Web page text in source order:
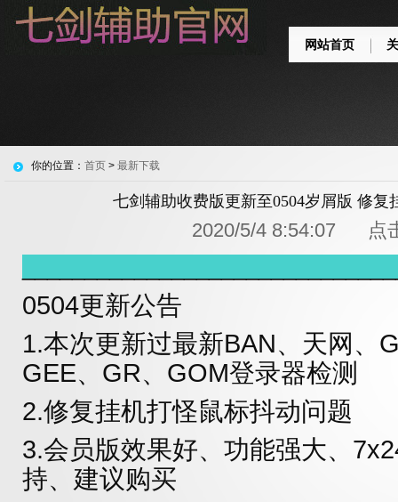
网站首页
你的位置： 首页 > 最新下载
七剑辅助收费版更新至0504岁屑版 修复
2020/5/4 8:54:07 点
0504更新公告
1.本次更新过最新BAN、天网、
GEE、 GR、GOM登录器检测
2.修复挂机打怪鼠标抖动问题
3.会员版效果好、功能强大、
持、建议购买